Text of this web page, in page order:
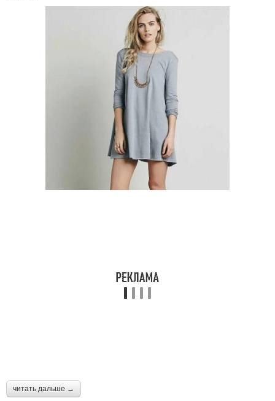
читать дальше →